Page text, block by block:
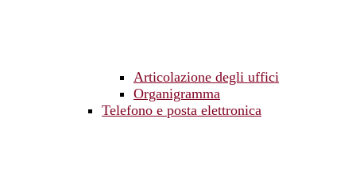
Articolazione degli uffici
Organigramma
Telefono e posta elettronica